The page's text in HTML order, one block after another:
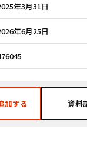
年3月31日
年6月25日
加する